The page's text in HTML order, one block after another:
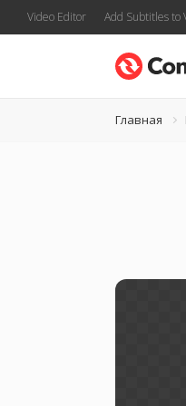
Video Editor Add Subtitles to
Главная